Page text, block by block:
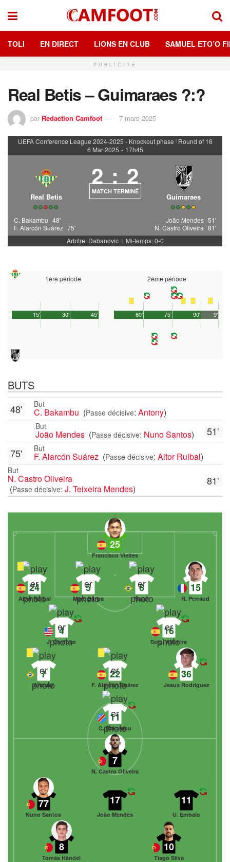
TOLI EN DIRECT LIONS EN CLUB SAMUEL ETO’O
PUBLICITÉ
Real Betis – Guimaraes ?:?
par Redaction Camfoot 7 mars 2025
UEFA Conference League 2024-2025 - Knockout phase | Round of 16
6 Mar 2025 - 17h45
Real Betis
2 : 2
MATCH TERMINÉ
Guimaraes
C. Bakambu 48'
F. Alarcón Suárez 75'
João Mendes 51'
N. Castro Oliveira 81'
Arbitre: Dabanovic | Mi-temps: 0-0
1ère période
45'
15' 30'
2ème période
90'
60' 75' 9'
BUTS
But
C. Bakambu (Passe décisive: Antony)
48'
51'
But
João Mendes (Passe décisive: Nuno Santos)
But
F. Alarcón Suárez (Passe décisive: Aitor Ruibal)
75'
81'
But
N. Castro Oliveira
(Passe décisive: J. Teixeira Mendes)
25
Francisco Vieites
15
R. Perraud
6
Natan
5
Marc Bartra
24
Aitor Ruibal
16
Sergi Altimira
4
J. Cardoso
36
Jesus Rodriguez
22
F. Alarcón Suárez
7
Antony
11
C. Bakambu
8
Tomás Händel
10
Tiago Silva
77
Nuno Santos
17
João Mendes
11
U. Embalo
7
N. Castro Oliveira